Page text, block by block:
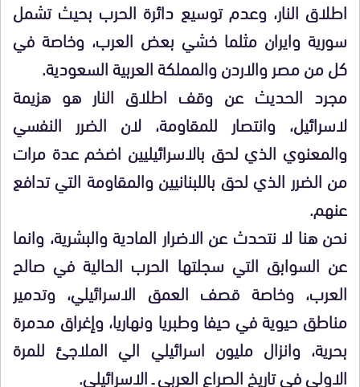
اطلاق النار، وعدم توسيع دائرة الحرب بحيث تشمل
سورية وايران مثلما خشي بعض العرب، وخاصة في
كل من مصر والاردن والمملكة العربية السعودية.
مجرد الحديث عن وقف اطلاق النار هو هزيمة
لاسرائيل، وانتصار للمقاومة، لان الضرر النفسي
والمعنوي الذي لحق بالاسرائيليين اضخم عدة مرات
من الضرر الذي لحق باللبنانيين والمقاومة التي تدافع
عنهم.
نحن هنا لا نتحدث عن الاضرار المادية والبشرية، وانما
عن السوابق التي سجلتها الحرب الحالية في صالح
العرب، وخاصة قصف العمق الاسرائيلي، وتدمير
مناطق حيوية في حيفا وطبريا ونهاريا، وإغراق مدمرة
بحرية، وانزال مليون اسرائيلي الي الملاجئ للمرة
الاولي في تاريخ الصراع العربي ـ الاسرائيلي.